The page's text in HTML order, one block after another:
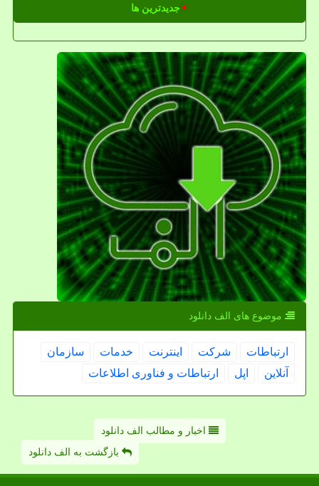
جدیدترین ها
موضوع های الف دانلود
ارتباطات شركت اینترنت خدمات
سازمان
آنلاین
اپل ارتباطات و فناوری اطلاعات
اخبار و مطالب الف دانلود
بازگشت به الف دانلود